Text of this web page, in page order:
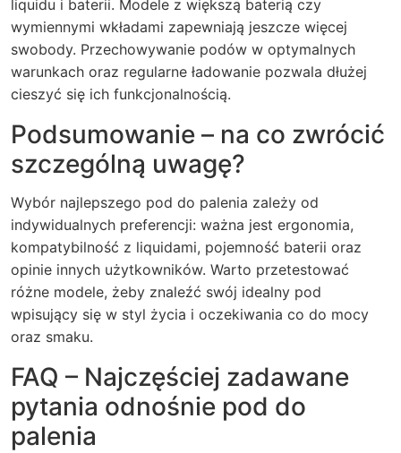
liquidu i baterii. Modele z większą baterią czy
wymiennymi wkładami zapewniają jeszcze więcej
swobody. Przechowywanie podów w optymalnych
warunkach oraz regularne ładowanie pozwala dłużej
cieszyć się ich funkcjonalnością.
Podsumowanie – na co zwrócić
szczególną uwagę?
Wybór najlepszego pod do palenia zależy od
indywidualnych preferencji: ważna jest ergonomia,
kompatybilność z liquidami, pojemność baterii oraz
opinie innych użytkowników. Warto przetestować
różne modele, żeby znaleźć swój idealny pod
wpisujący się w styl życia i oczekiwania co do mocy
oraz smaku.
FAQ – Najczęściej zadawane
pytania odnośnie pod do
palenia